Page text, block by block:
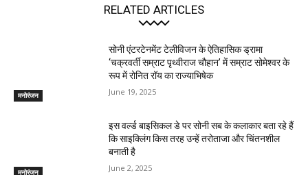
RELATED ARTICLES
मनोरंजन
सोनी एंटरटेनमेंट टेलीविजन के ऐतिहासिक ड्रामा
‘चक्रवर्ती सम्राट पृथ्वीराज चौहान’ में सम्राट सोमेश्वर के
रूप में रोनित रॉय का राज्याभिषेक
June 19, 2025
मनोरंजन
इस वर्ल्ड बाइसिकल डे पर सोनी सब के कलाकार बता रहे हैं
कि साइक्लिंग किस तरह उन्हें तरोताजा और चिंतनशील
बनाती है
June 2, 2025